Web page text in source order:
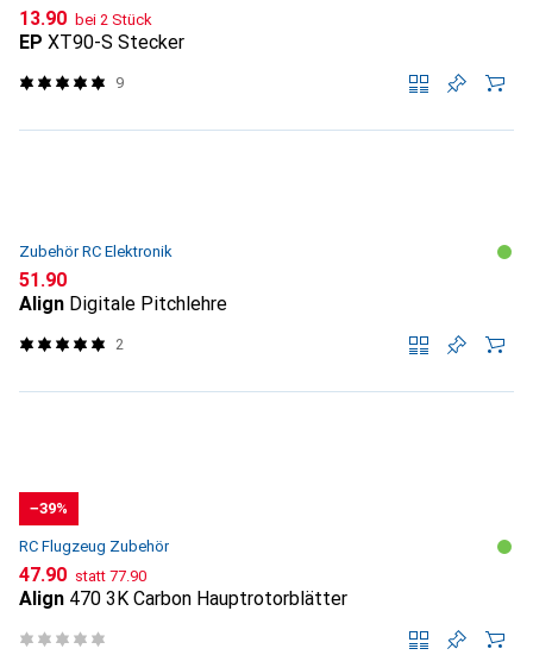
CHF
13.90 bei 2 Stück
EP XT90-S Stecker
9
Zubehör RC Elektronik
CHF
51.90
Align Digitale Pitchlehre
2
−39%
RC Flugzeug Zubehör
CHF
47.90 statt CHF
77.90
Align 470 3K Carbon Hauptrotorblätter